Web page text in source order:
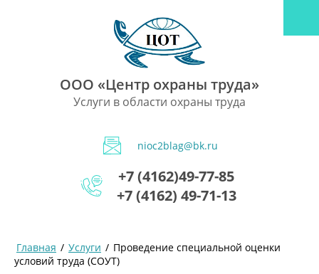
ООО «Центр охраны труда»
Услуги в области охраны труда
nioc2blag@bk.ru
+7 (4162)49-77-85
+7 (4162) 49-71-13
Главная / Услуги / Проведение специальной оценки
условий труда (СОУТ)